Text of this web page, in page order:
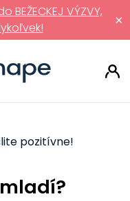
×
VÝZVY,
pozitívne!